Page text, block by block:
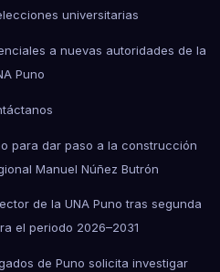
universitarias
a nuevas autoridades de la
Puno
para dar paso a la construcción
Manuel Núñez Butrón
de la UNA Puno tras segunda
el periodo 2026–2031
de Puno solicita investigar